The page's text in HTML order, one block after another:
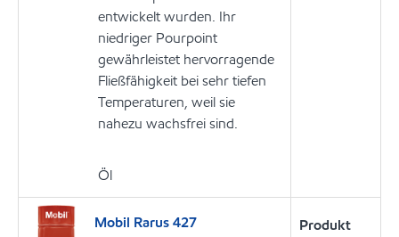
entwickelt wurden. Ihr
niedriger Pourpoint
gewährleistet hervorragende
Fließfähigkeit bei sehr tiefen
Temperaturen, weil sie
nahezu wachsfrei sind.
Öl
Mobil Rarus 427
Produkt